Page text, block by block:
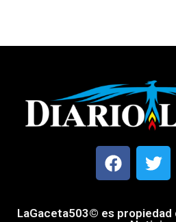
LaGaceta503© es propiedad